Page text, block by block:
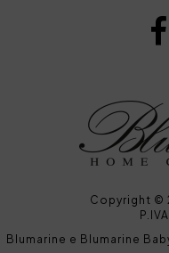
Copyright ©
Blumarine e Blumarine